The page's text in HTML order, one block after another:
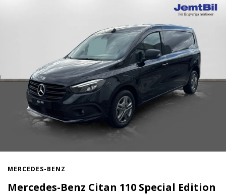
MERCEDES-BENZ
Mercedes-Benz Citan 110 Special Edition